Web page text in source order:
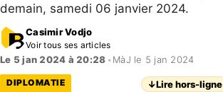
demain, samedi 06 janvier 2024.
Casimir Vodjo
Voir tous ses articles
Le 5 jan 2024 à 20:28 • MàJ le 5 jan 2024
DIPLOMATIE ↓Lire hors-ligne